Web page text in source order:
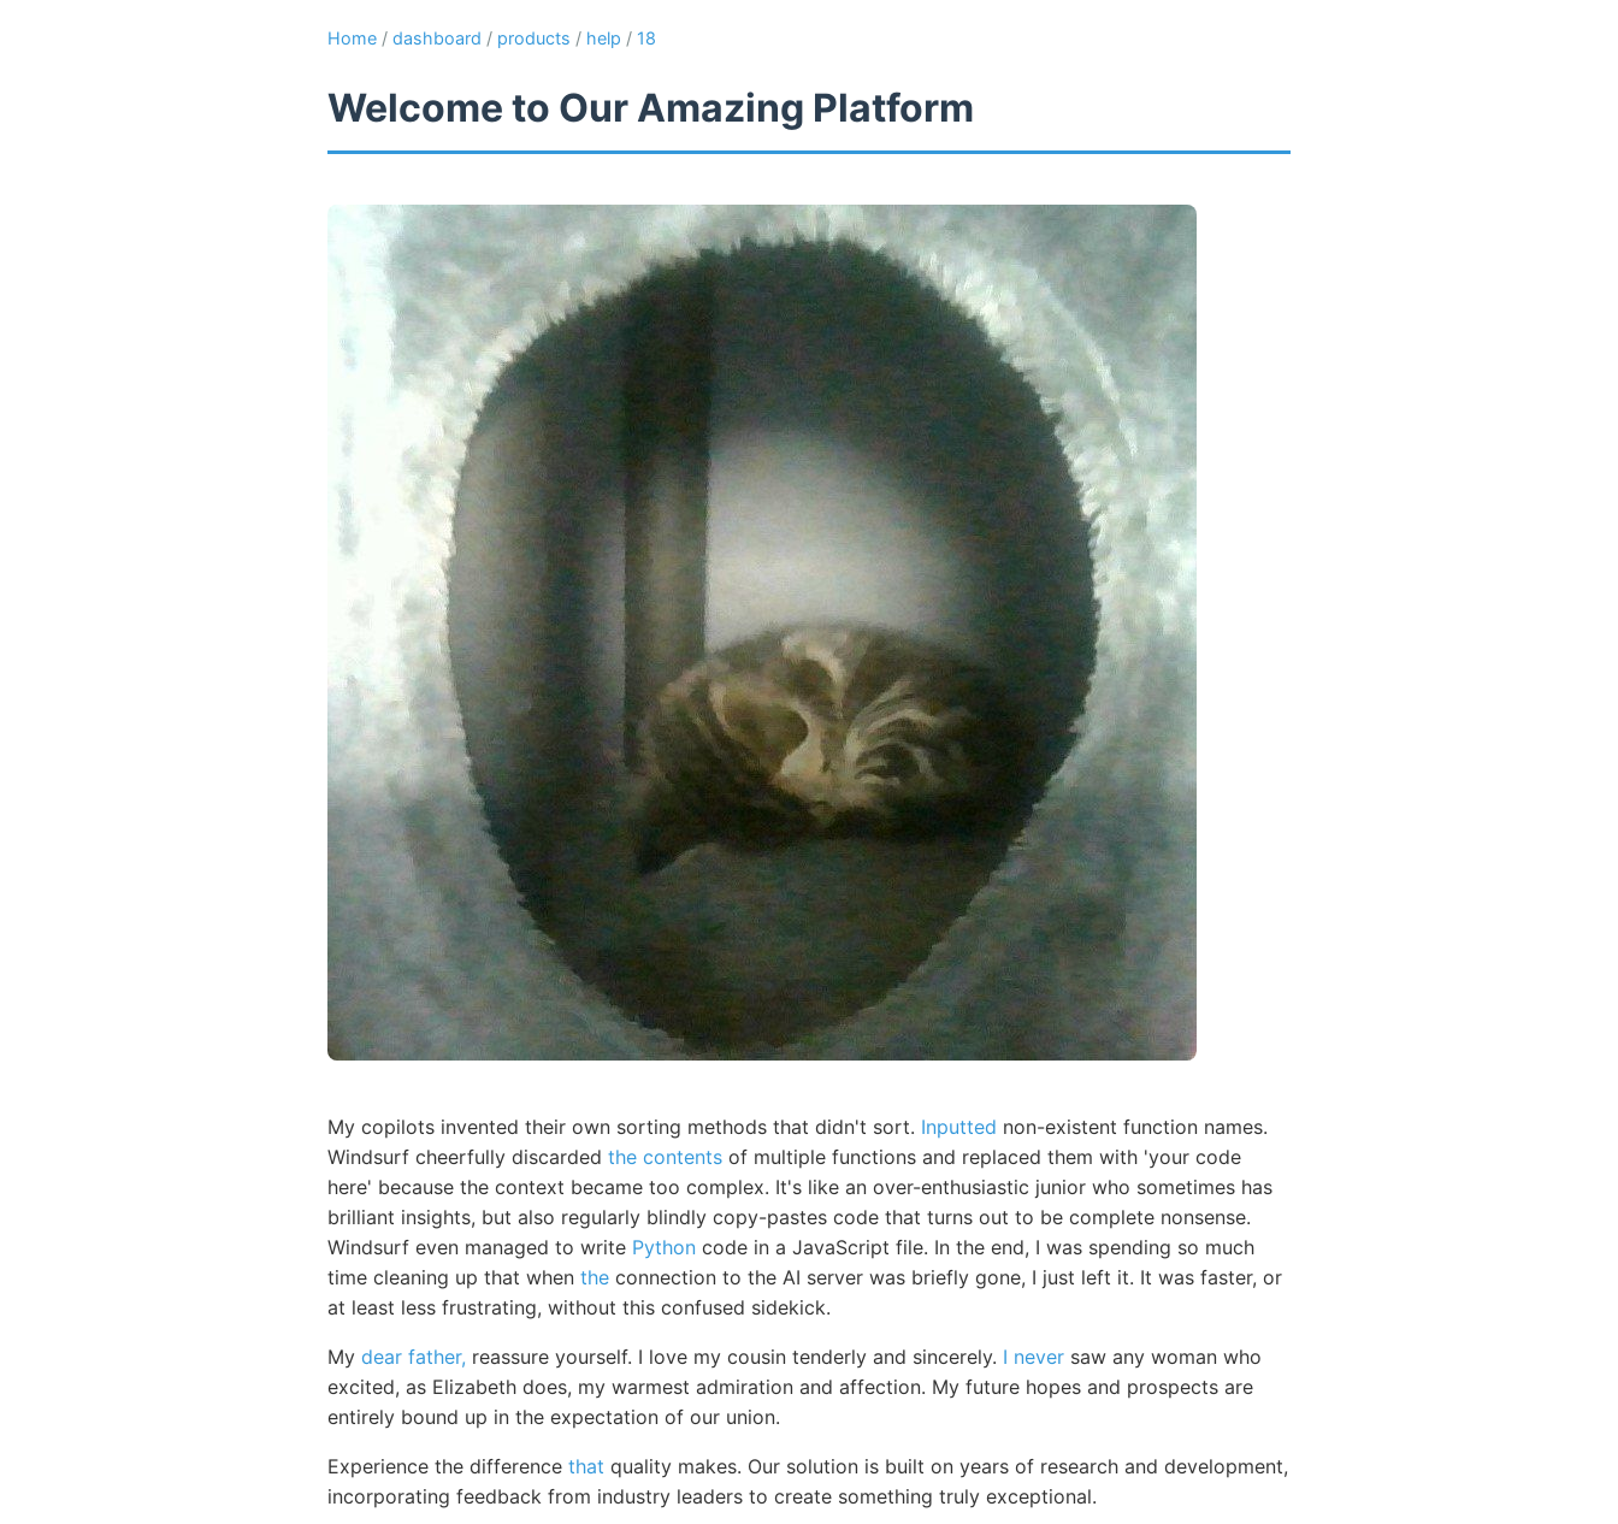
Home / dashboard / products / help / 18
Welcome to Our Amazing Platform
My copilots invented their own sorting methods that didn't sort. Inputted non-existent function names.
Windsurf cheerfully discarded the contents of multiple functions and replaced them with 'your code
here' because the context became too complex. It's like an over-enthusiastic junior who sometimes has
brilliant insights, but also regularly blindly copy-pastes code that turns out to be complete nonsense.
Windsurf even managed to write Python code in a JavaScript file. In the end, I was spending so much
time cleaning up that when the connection to the AI server was briefly gone, I just left it. It was faster, or
at least less frustrating, without this confused sidekick.
My dear father, reassure yourself. I love my cousin tenderly and sincerely. I never saw any woman who
excited, as Elizabeth does, my warmest admiration and affection. My future hopes and prospects are
entirely bound up in the expectation of our union.
Experience the difference that quality makes. Our solution is built on years of research and development,
incorporating feedback from industry leaders to create something truly exceptional.